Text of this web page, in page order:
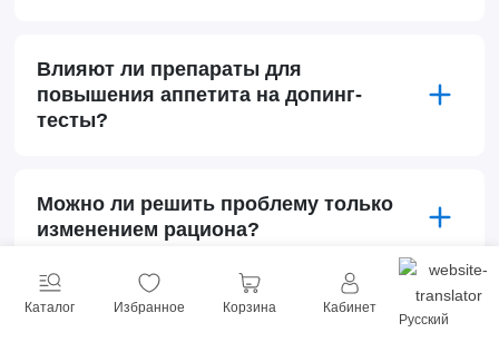
Влияют ли препараты для
повышения аппетита на допинг-
тесты?
Можно ли решить проблему только
изменением рациона?
Каталог Избранное Корзина Кабинет
Русский